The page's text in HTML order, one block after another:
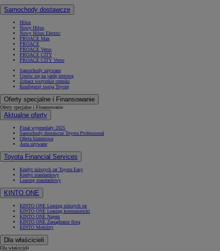
Samochody dostawcze
Hilux
Nowy Hilux
Nowy Hilux Electric
PROACE Max
PROACE
PROACE Verso
PROACE CITY
PROACE CITY Verso
Samochody używane
Umów się na jazdę testową
Zobacz wszystkie cenniki
Konfiguruj swoją Toyotę
Oferty specjalne i Finansowanie
Oferty specjalne i Finansowanie
Aktualne oferty
Finał wyprzedaży 2025
Samochody dostawcze Toyota Professional
Oferta biznesowa
Auta używane
Toyota Financial Services
Kredyt niższych rat Toyota Easy
Kredyt standardowy
Leasing standardowy
KINTO ONE
KINTO ONE Leasing niższych rat
KINTO ONE Leasing konsumencki
KINTO ONE Najem
KINTO ONE Zarządzanie flotą
KINTO Mobility
Dla właścicieli
Dla właścicieli